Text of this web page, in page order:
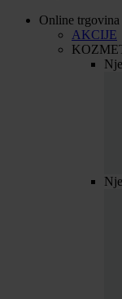
Online trgovina
AKCIJE